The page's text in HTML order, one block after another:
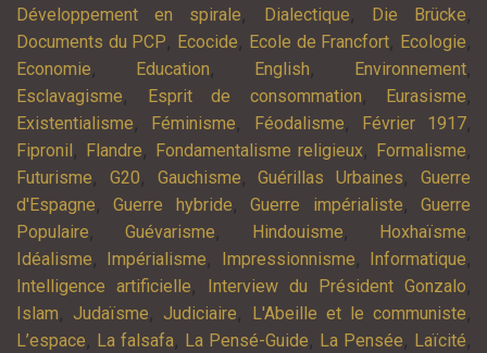
Développement en spirale, Dialectique, Die Brücke,
Documents du PCP, Ecocide, Ecole de Francfort, Ecologie,
Economie, Education, English, Environnement,
Esclavagisme, Esprit de consommation, Eurasisme,
Existentialisme, Féminisme, Féodalisme, Février 1917,
Fipronil , Flandre, Fondamentalisme religieux, Formalisme,
Futurisme, G20, Gauchisme,Guérillas Urbaines,Guerre
d'Espagne,Guerre hybride,Guerre impérialiste,Guerre
Populaire,Guévarisme, Hindouisme, Hoxhaïsme,
Idéalisme, Impérialisme, Impressionnisme, Informatique,
Intelligence artificielle, Interview du Président Gonzalo,
Islam, Judaïsme, Judiciaire, L'Abeille et le communiste,
L’espace, La falsafa, La Pensé-Guide, La Pensée, Laïcité,